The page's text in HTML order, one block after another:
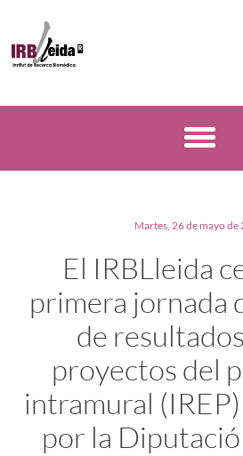
Martes, 26 de mayo de
El IRBLleida
primera jornada
de
proyectos del
intramural
por la